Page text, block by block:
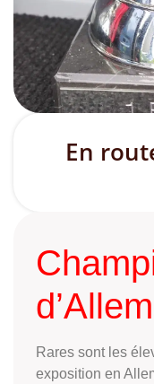
En
Rares sont les
exposition en